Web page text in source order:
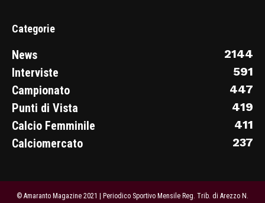
Categorie
News
2144
Interviste
591
Campionato
447
Punti di Vista
419
Calcio Femminile
411
Calciomercato
237
© Amaranto Magazine 2021 | Periodico Sportivo Mensile Reg. Trib. di Arezzo N.